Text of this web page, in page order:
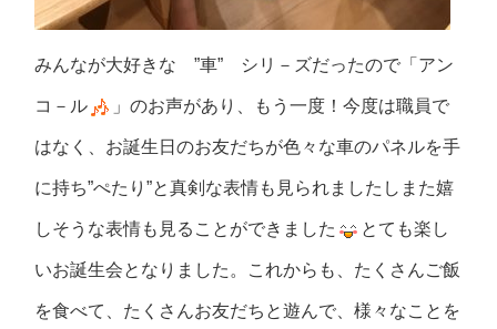
みんなが大好きな ”車” シリ－ズだったので「アン
コ－ル 」のお声があり、もう一度！今度は職員で
はなく、お誕生日のお友だちが色々な車のパネルを手
に持ち”ぺたり”と真剣な表情も見られましたしまた嬉
しそうな表情も見ることができました とても楽し
いお誕生会となりました。これからも、たくさんご飯
を食べて、たくさんお友だちと遊んで、様々なことを